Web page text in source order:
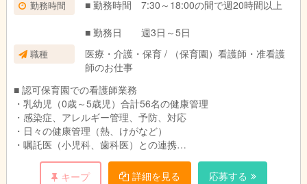
勤務時間
■ 勤務時間 7:30～18:00の間で週20時間以上
■ 勤務日 週3日～5日
職種
医療・介護・保育 / （保育園）看護師・准看護
師のお仕事
■ 認可保育園での看護師業務
・乳幼児（0歳～5歳児）合計56名の健康管理
・感染症、アレルギー管理、予防、対応
・日々の健康管理（熱、けがなど）
・嘱託医（小児科、歯科医）との連携
・緊急時の保育補助
・保護者との健康に関する指導等コミュニケーション
キープ 詳細を見る 応募する